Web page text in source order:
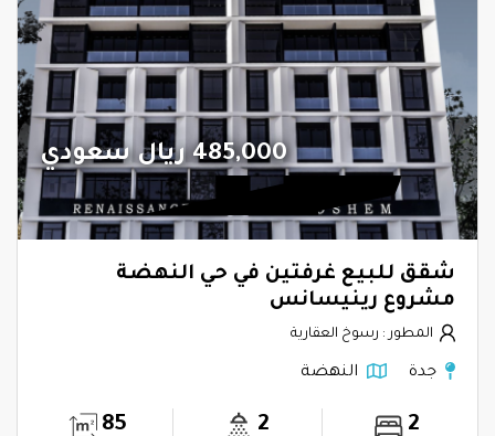
485,000 ريال سعودي
شقق للبيع غرفتين في حي النهضة
مشروع رينيسانس
المطور : رسوخ العقارية
جدة النهضة
2
2
85